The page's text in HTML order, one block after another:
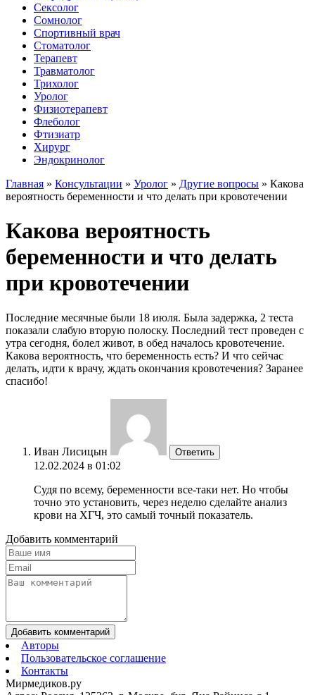
Сексолог
Сомнолог
Спортивный врач
Стоматолог
Терапевт
Травматолог
Трихолог
Уролог
Физиотерапевт
Флеболог
Фтизиатр
Хирург
Эндокринолог
Главная » Консультации » Уролог » Другие вопросы » Какова
вероятность беременности и что делать при кровотечении
Какова вероятность
беременности и что делать
при кровотечении
Последние месячные были 18 июля. Была задержка, 2 теста
показали слабую вторую полоску. Последний тест проведен с
утра сегодня, болел живот, в обед началось кровотечение.
Какова вероятность, что беременность есть? И что сейчас
делать, идти к врачу, ждать окончания кровотечения? Заранее
спасибо!
Иван Лисицын Ответить
12.02.2024 в 01:02
Судя по всему, беременности все-таки нет. Но чтобы
точно это установить, через неделю сделайте анализ
крови на ХГЧ, это самый точный показатель.
Добавить комментарий
Добавить комментарий
Авторы
Пользовательское соглашение
Контакты
Мирмедиков.ру